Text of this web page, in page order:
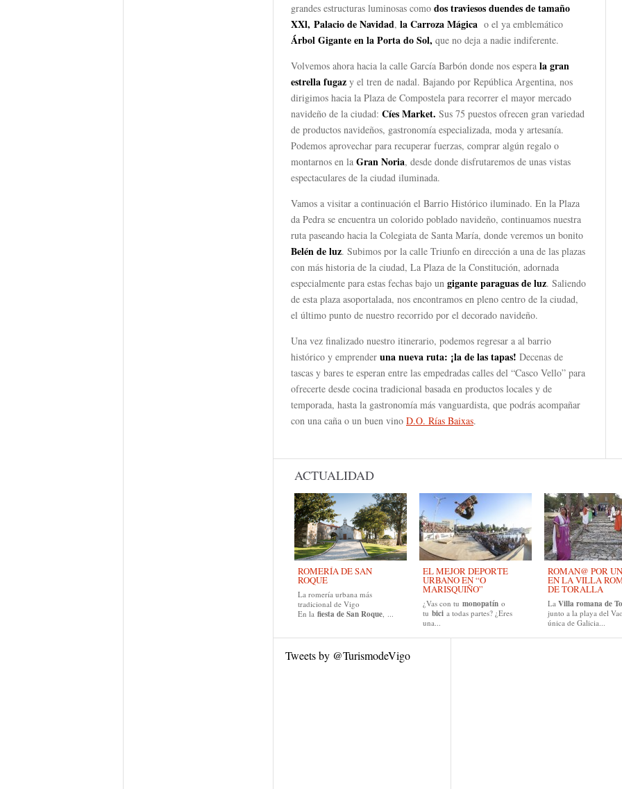
grandes estructuras luminosas como dos traviesos duendes de tamaño
XXl, Palacio de Navidad, la Carroza Mágica o el ya emblemático
Árbol Gigante en la Porta do Sol, que no deja a nadie indiferente.
Volvemos ahora hacia la calle García Barbón donde nos espera la gran
estrella fugaz y el tren de nadal. Bajando por República Argentina, nos
dirigimos hacia la Plaza de Compostela para recorrer el mayor mercado
navideño de la ciudad: Cíes Market. Sus 75 puestos ofrecen gran variedad
de productos navideños, gastronomía especializada, moda y artesanía.
Podemos aprovechar para recuperar fuerzas, comprar algún regalo o
montarnos en la Gran Noria, desde donde disfrutaremos de unas vistas
espectaculares de la ciudad iluminada.
Vamos a visitar a continuación el Barrio Histórico iluminado. En la Plaza
da Pedra se encuentra un colorido poblado navideño, continuamos nuestra
ruta paseando hacia la Colegiata de Santa María, donde veremos un bonito
Belén de luz. Subimos por la calle Triunfo en dirección a una de las plazas
con más historia de la ciudad, La Plaza de la Constitución, adornada
especialmente para estas fechas bajo un gigante paraguas de luz. Saliendo
de esta plaza asoportalada, nos encontramos en pleno centro de la ciudad,
el último punto de nuestro recorrido por el decorado navideño.
Una vez finalizado nuestro itinerario, podemos regresar a al barrio
histórico y emprender una nueva ruta: ¡la de las tapas! Decenas de
tascas y bares te esperan entre las empedradas calles del “Casco Vello” para
ofrecerte desde cocina tradicional basada en productos locales y de
temporada, hasta la gastronomía más vanguardista, que podrás acompañar
con una caña o un buen vino D.O. Rías Baixas.
ACTUALIDAD
ROMERÍA DE SAN
ROQUE
La romería urbana más
tradicional de Vigo
En la fiesta de San Roque, ...
EL MEJOR DEPORTE
URBANO EN “O
MARISQUIÑO”
¿Vas con tu monopatín o
tu bici a todas partes? ¿Eres
una...
ROMAN@ POR
EN LA VILLA
DE TORALLA
La Villa romana de
junto a la playa del
única de Galicia...
Tweets by @TurismodeVigo